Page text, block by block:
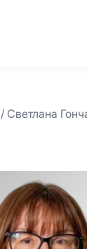
/ Светлана